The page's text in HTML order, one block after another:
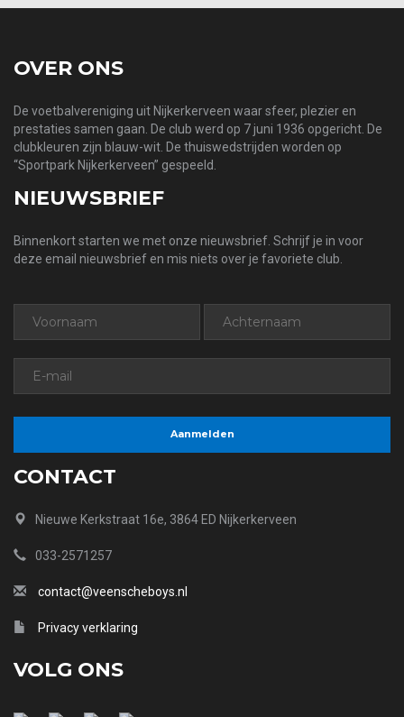
OVER ONS
De voetbalvereniging uit Nijkerkerveen waar sfeer, plezier en
prestaties samen gaan. De club werd op 7 juni 1936 opgericht. De
clubkleuren zijn blauw-wit. De thuiswedstrijden worden op
“Sportpark Nijkerkerveen” gespeeld.
NIEUWSBRIEF
Binnenkort starten we met onze nieuwsbrief. Schrijf je in voor
deze email nieuwsbrief en mis niets over je favoriete club.
CONTACT
Nieuwe Kerkstraat 16e, 3864 ED Nijkerkerveen
033-2571257
contact@veenscheboys.nl
Privacy verklaring
VOLG ONS